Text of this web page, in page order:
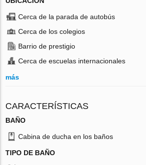
Cerca de la parada de autobús
Cerca de los colegios
Barrio de prestigio
Cerca de escuelas internacionales
más
CARACTERÍSTICAS
BAÑO
Cabina de ducha en los baños
TIPO DE BAÑO